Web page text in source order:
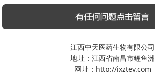
江西中天医药生物有限公司
地址：江西省南昌市鲤鱼洲
网址：http://jxztey.com